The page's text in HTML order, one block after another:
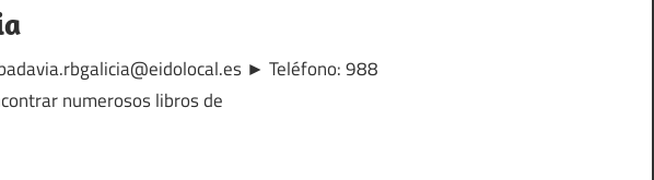
► Teléfono: 988
numerosos libros de